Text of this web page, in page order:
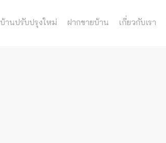
บ้านปรับปรุงใหม่ ฝากขายบ้าน เกี่ยวกับเรา